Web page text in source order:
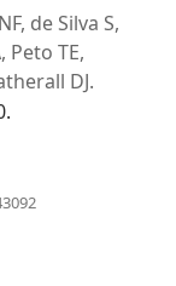
de Silva S,
Peto TE,
DJ.